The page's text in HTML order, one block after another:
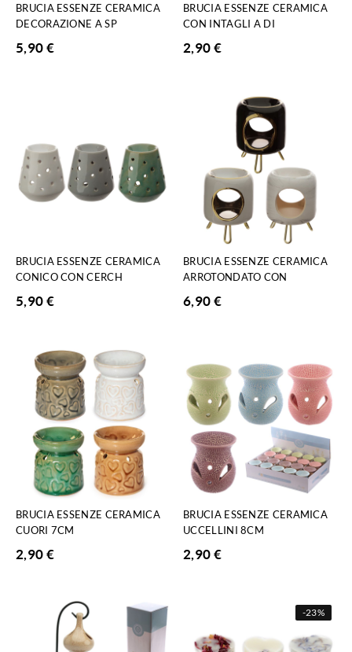
BRUCIA ESSENZE CERAMICA
DECORAZIONE A SP
5,90€
BRUCIA ESSENZE CERAMICA
CON INTAGLI A DI
2,90€
BRUCIA ESSENZE CERAMICA
CONICO CON CERCH
5,90€
BRUCIA ESSENZE CERAMICA
ARROTONDATO CON
6,90€
BRUCIA ESSENZE CERAMICA
CUORI 7CM
2,90€
BRUCIA ESSENZE CERAMICA
UCCELLINI 8CM
2,90€
-23%